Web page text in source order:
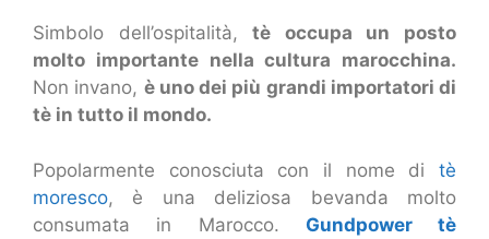
Simbolo dell’ospitalità,tè occupa un posto
molto importante nella cultura marocchina.
Non invano, è uno dei più grandi importatori di
tè in tutto il mondo.
Popolarmente conosciuta con il nome di tè
moresco, è una deliziosa bevanda molto
consumata in Marocco. Gundpower tè